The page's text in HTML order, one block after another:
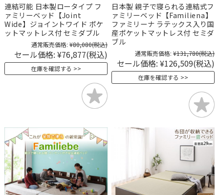
連結可能 日本製ロータイプ フ
ァミリーベッド【Joint
Wide】ジョイントワイド ポケ
ットマットレス付 セミダブル
通常販売価格: ¥80,080(税込)
セール価格: ¥76,877(税込)
在庫を確認する
日本製 親子で寝られる連結式フ
ァミリーベッド【Familiena】
ファミリーナ ラテックス入り国
産ポケットマットレス付 セミダ
ブル
通常販売価格: ¥131,780(税込)
セール価格: ¥126,509(税込)
在庫を確認する